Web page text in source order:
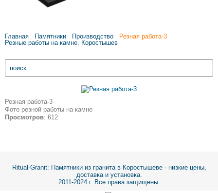
Главная Памятники
Производство
Резные работы на камне. Коростышев
Резная работа-3
Резная работа-3
Фото резной работы на камне
Просмотров: 612
Ritual-Granit: Памятники из гранита в Коростышеве - низкие цены,
доставка и установка.
2011-2024 г. Все права защищены.